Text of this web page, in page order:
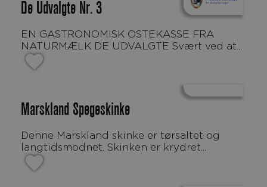
De Udvalgte Nr. 3
EN GASTRONOMISK OSTEKASSE FRA
NATURMÆLK DE UDVALGTE Svært ved at...
Marskland Spegeskinke
Denne Marskland skinke er tørsaltet og
langtidsmodnet. Skinken er krydret...